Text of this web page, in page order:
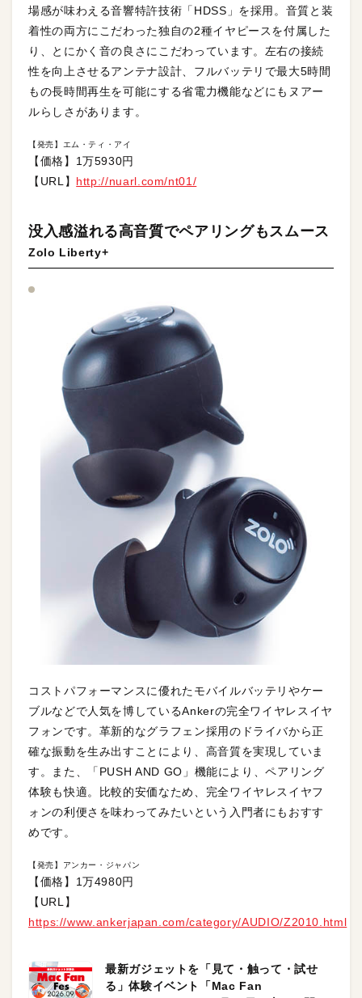
場感が味わえる音響特許技術「HDSS」を採用。音質と装
着性の両方にこだわった独自の2種イヤピースを付属した
り、とにかく音の良さにこだわっています。左右の接続
性を向上させるアンテナ設計、フルバッテリで最大5時間
もの長時間再生を可能にする省電力機能などにもヌアー
ルらしさがあります。
【発売】エム・ティ・アイ
【価格】1万5930円
【URL】 http://nuarl.com/nt01/
没入感溢れる高音質でペアリングもスムース
Zolo Liberty+
コストパフォーマンスに優れたモバイルバッテリやケー
ブルなどで人気を博しているAnkerの完全ワイヤレスイヤ
フォンです。革新的なグラフェン採用のドライバから正
確な振動を生み出すことにより、高音質を実現していま
す。また、「PUSH AND GO」機能により、ペアリング
体験も快適。比較的安価なため、完全ワイヤレスイヤフ
ォンの利便さを味わってみたいという入門者にもおすす
めです。
【発売】アンカー・ジャパン
【価格】1万4980円
【URL】
https://www.ankerjapan.com/category/AUDIO/Z2010.html
最新ガジェットを「見て・触って・試せ
る」体験イベント「Mac Fan